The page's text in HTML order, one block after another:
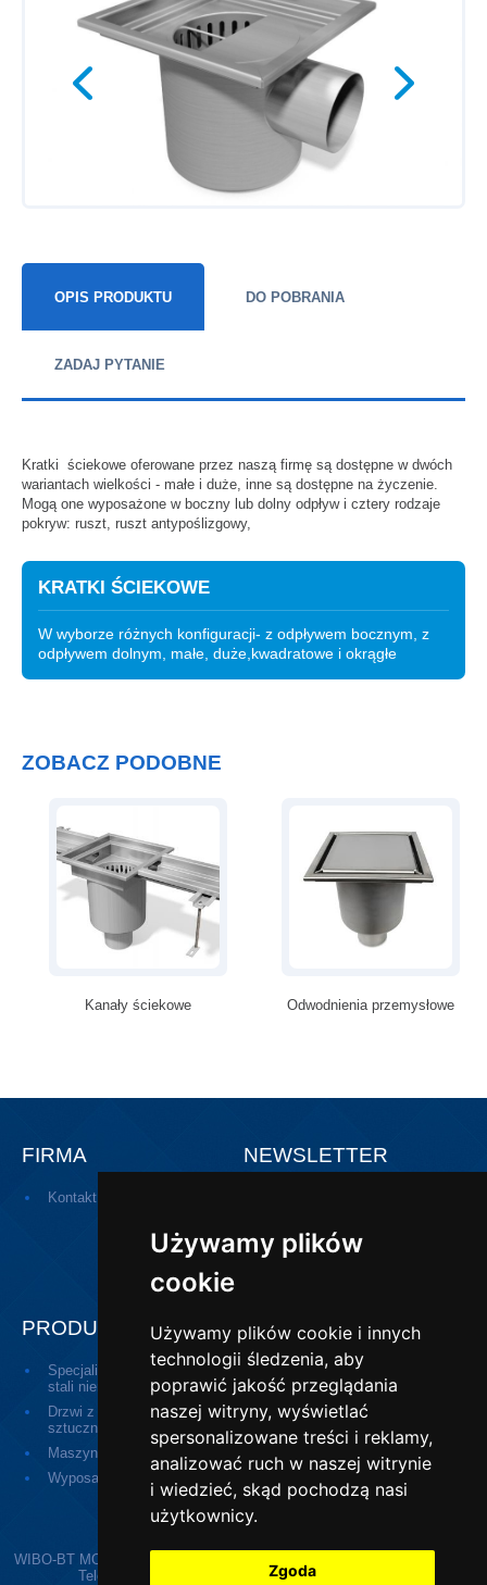
Używamy plików
cookie
Używamy plików cookie i innych
technologii śledzenia, aby
poprawić jakość przeglądania
naszej witryny, wyświetlać
spersonalizowane treści i reklamy,
analizować ruch w naszej witrynie
i wiedzieć, skąd pochodzą nasi
użytkownicy.
Zgoda
OPIS PRODUKTU DO POBRANIA
ZADAJ PYTANIE
Kratki ściekowe oferowane przez naszą firmę są dostępne w dwóch
wariantach wielkości - małe i duże, inne są dostępne na życzenie.
Mogą one wyposażone w boczny lub dolny odpływ i cztery rodzaje
pokryw: ruszt, ruszt antypoślizgowy,
KRATKI ŚCIEKOWE
W wyborze różnych konfiguracji- z odpływem bocznym, z
odpływem dolnym, małe, duże,kwadratowe i okrągłe
ZOBACZ PODOBNE
Kanały ściekowe Odwodnienia przemysłowe
FIRMA
Kontakt
NEWSLETTER
PRODUKTY
Specjalistyczne drzwi ze
stali nierdzewnej
Drzwi medyczne
Drzwi z tworzyw
sztucznych
Okna podawcze pasywne
(passbox)
Maszyny
Urządzenia drobne
Wyposażenie higienicze
Odwodnienia przemysłowe
WIBO-BT MONIKA BOBER-KUCHTA | ul. Kolejowa 20, 13-124 Kozłowo |
Telefon:
poczta@wibo-bt.com.pl